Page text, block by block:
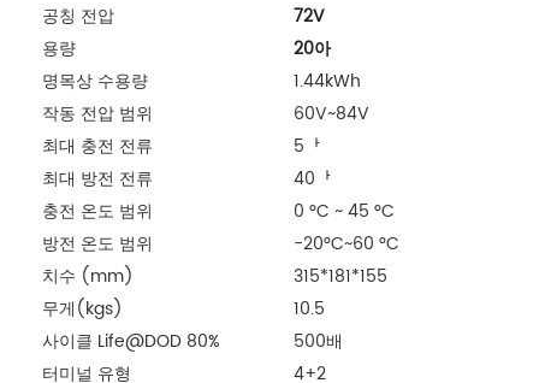
공칭 전압
72V
용량
20아
명목상 수용량
1.44kWh
작동 전압 범위
60V~84V
최대 충전 전류
5ᅡ
최대 방전 전류
40ᅡ
충전 온도 범위
0 °C ~ 45 °C
방전 온도 범위
-20°C~60 °C
치수 (mm)
315*181*155
무게(kgs)
10.5
사이클 Life@DOD 80%
500배
터미널 유형
4+2